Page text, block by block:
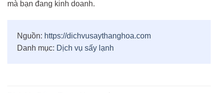
mà bạn đang kinh doanh.
Nguồn: https://dichvusaythanghoa.com
Danh mục: Dịch vụ sấy lạnh